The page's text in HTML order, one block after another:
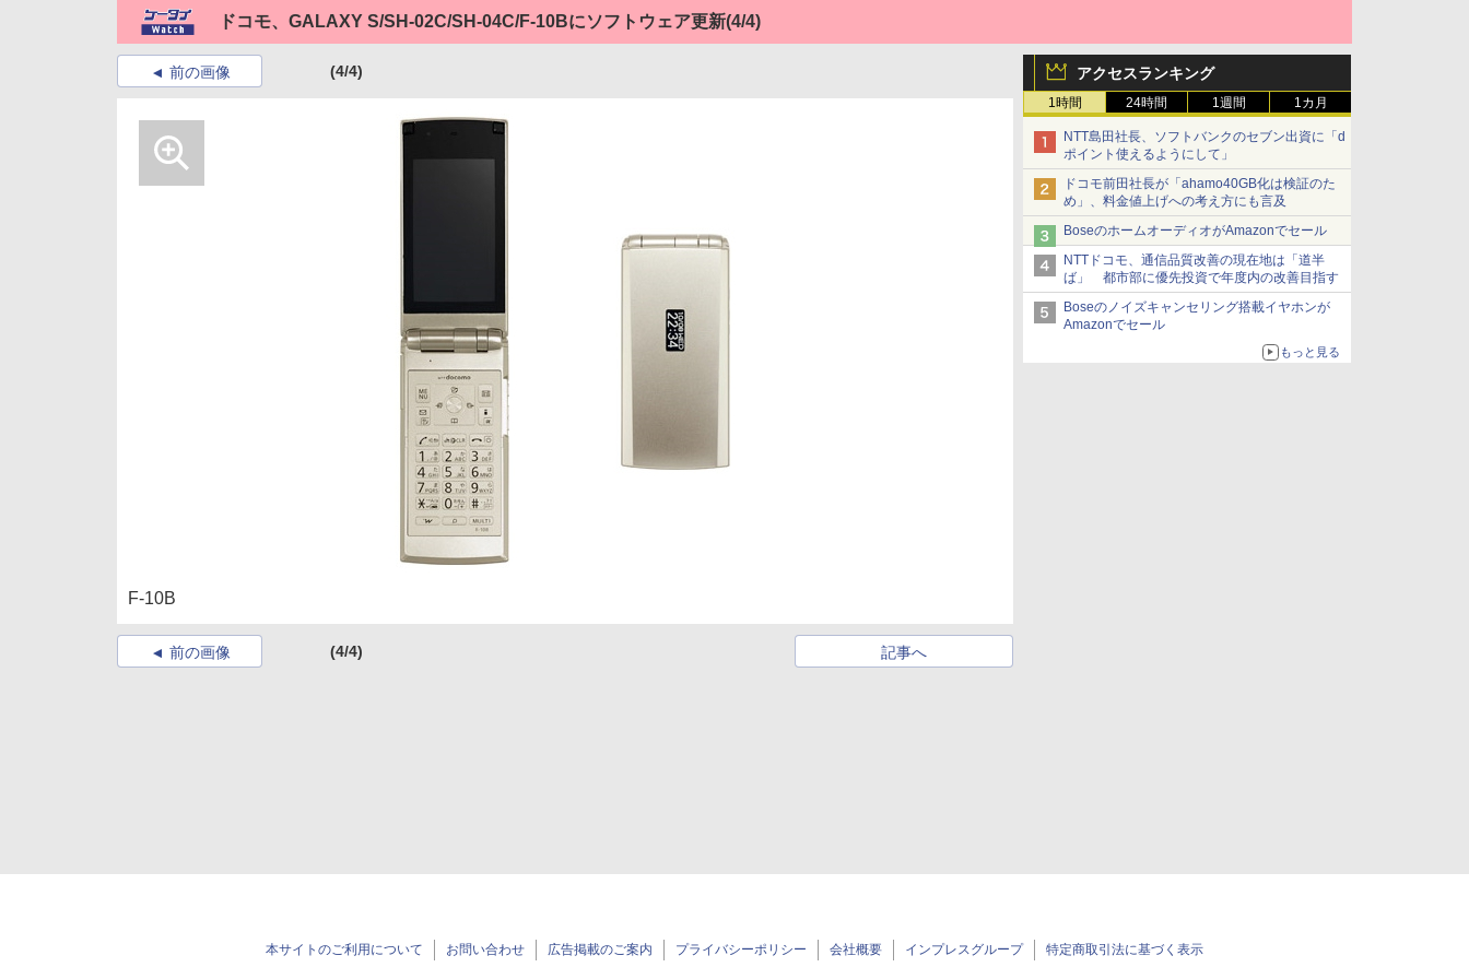
ドコモ、GALAXY S/SH-02C/SH-04C/F-10Bにソフトウェア更新(4/4)
アクセスランキング
1時間 24時間 1週間 1カ月
NTT島田社長、ソフトバンクのセブン出資に「d
ポイント使えるようにして」
ドコモ前田社長が「ahamo40GB化は検証のた
め」、料金値上げへの考え方にも言及
BoseのホームオーディオがAmazonでセール
NTTドコモ、通信品質改善の現在地は「道半
ば」 都市部に優先投資で年度内の改善目指す
Boseのノイズキャンセリング搭載イヤホンが
Amazonでセール
もっと見る
前の画像 (4/4)
F-10B
前の画像 (4/4) 記事へ
本サイトのご利用について お問い合わせ 広告掲載のご案内 プライバシーポリシー 会社概要 インプレスグループ 特定商取引法に基づく表示